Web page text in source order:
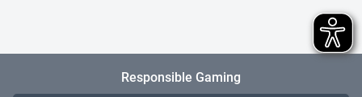
Responsible Gaming